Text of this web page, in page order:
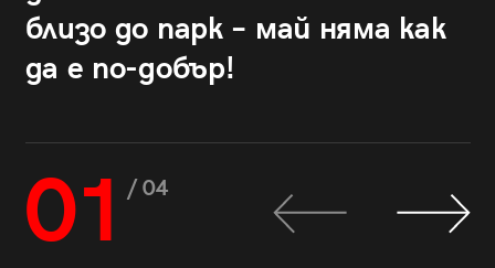
близо до парк – май няма как
да е по-добър!
01 / 04